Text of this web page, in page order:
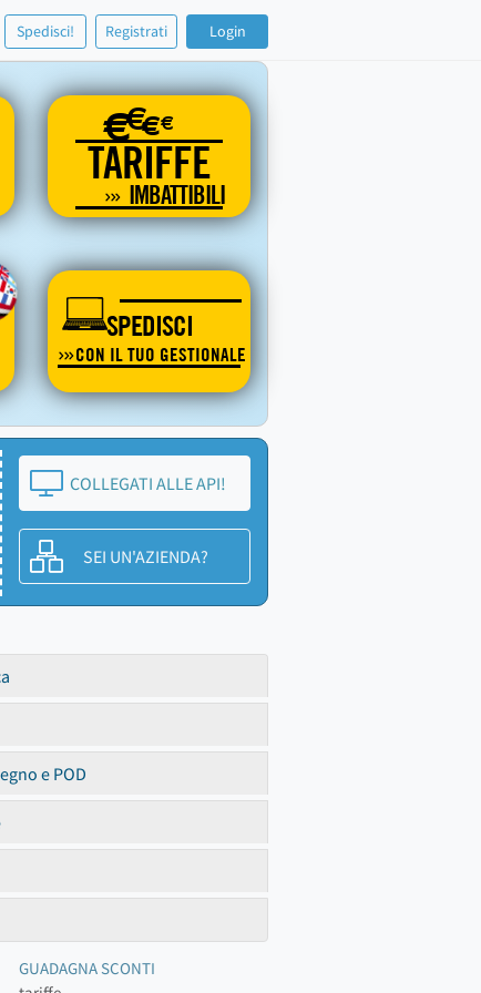
Spedisci! Registrati Login
€€€€
TARIFFE
IMBATTIBILI
SPEDISCI
CON IL TUO GESTIONALE
COLLEGATI ALLE API!
SEI UN'AZIENDA?
e POD
GUADAGNA SCONTI